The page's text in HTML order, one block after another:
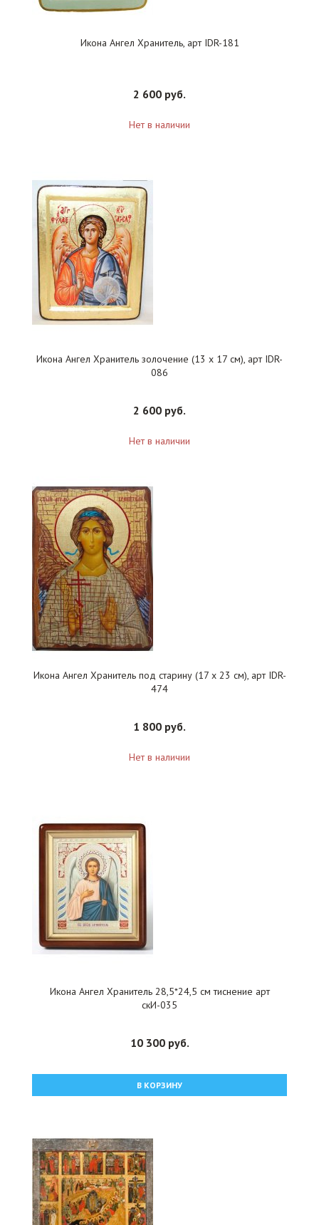
Икона Ангел Хранитель, арт IDR-181
2 600 руб.
Нет в наличии
Икона Ангел Хранитель золочение (13 х 17 см), арт IDR-
086
2 600 руб.
Нет в наличии
Икона Ангел Хранитель под старину (17 х 23 см), арт IDR-
474
1 800 руб.
Нет в наличии
Икона Ангел Хранитель 28,5*24,5 см тиснение арт
скИ-035
10 300 руб.
В КОРЗИНУ